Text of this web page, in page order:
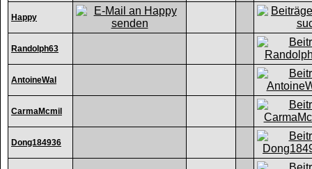
Happy
Randolph63
AntoineWal
CarmaMcmil
Dong184936